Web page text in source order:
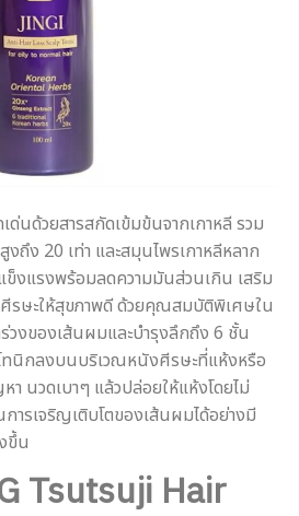
นด้วยสารสกัดเข้มข้นจากเกาหลี รวม
ถึง 20 เท่า และสมุนไพรเกาหลีหลาก
งแรงพร้อมลดความมันส่วนเกิน เสริม
รษะให้สุขภาพดี ด้วยคุณสมบัติพิเศษใน
วงของเส้นผมและบำรุงลึกถึง 6 ชั้น
ทนิกลงบนบริเวณหนังศีรษะที่แห้งหรือ
า นวดเบาๆ แล้วปล่อยให้แห้งโดยไม่
ารเจริญเติบโตของเส้นผมได้อย่างมี
ขึ้น
Tsutsuji Hair